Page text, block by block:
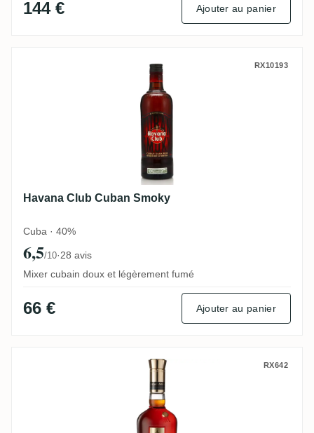
144 € Ajouter au panier
Havana Club Cuban Smoky RX10193
Havana Club Cuban Smoky
Cuba · 40%
6,5/10·28 avis
Mixer cubain doux et légèrement fumé
66 € Ajouter au panier
Havana Club Unión RX642